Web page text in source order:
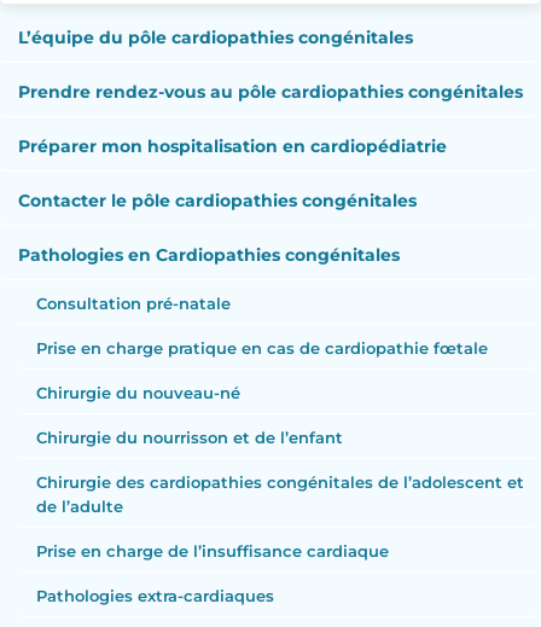
L’équipe du pôle cardiopathies congénitales
Prendre rendez-vous au pôle cardiopathies congénitales
Préparer mon hospitalisation en cardiopédiatrie
Contacter le pôle cardiopathies congénitales
Pathologies en Cardiopathies congénitales
Consultation pré-natale
Prise en charge pratique en cas de cardiopathie fœtale
Chirurgie du nouveau-né
Chirurgie du nourrisson et de l’enfant
Chirurgie des cardiopathies congénitales de l’adolescent et
de l’adulte
Prise en charge de l’insuffisance cardiaque
Pathologies extra-cardiaques